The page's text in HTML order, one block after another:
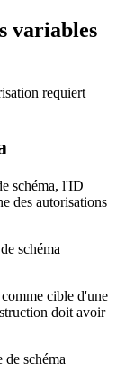
variables
requiert
schéma, l'ID
des autorisations
schéma
cible d'une
doit avoir
schéma